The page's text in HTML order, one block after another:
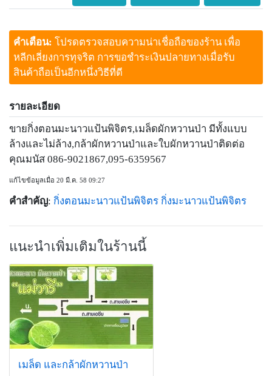
คำเตือน: โปรดตรวจสอบความน่าเชื่อถือของร้าน เพื่อ
หลีกเลี่ยงการทุจริต การขอชำระเงินปลายทางเมื่อรับ
สินค้าถือเป็นอีกหนึ่งวิธีที่ดี
รายละเอียด
ขายกิ่งตอนมะนาวแป้นพิจิตร,เมล็ดผักหวานป่า มีทั้งแบบ
ล้างและไม่ล้าง,กล้าผักหวานป่าและใบผักหวานป่าติดต่อ
คุณมนัส 086-9021867,095-6359567
แก้ไขข้อมูลเมื่อ 20 มี.ค. 58 09:27
คำสำคัญ: กิ่งตอนมะนาวแป้นพิจิตร กิ่งมะนาวแป้นพิจิตร
แนะนำเพิ่มเติมในร้านนี้
เมล็ด และกล้าผักหวานป่า